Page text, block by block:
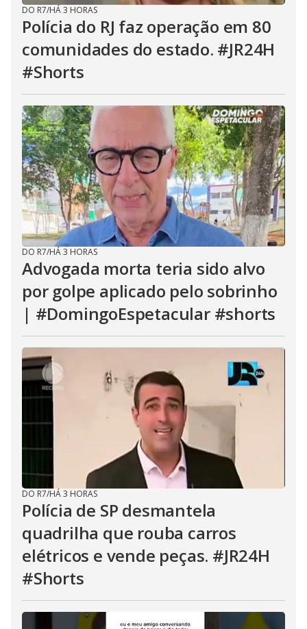
DO R7/HÁ 3 HORAS
Polícia do RJ faz operação em 80
comunidades do estado. #JR24H
#Shorts
DO R7/HÁ 3 HORAS
Advogada morta teria sido alvo
por golpe aplicado pelo sobrinho
| #DomingoEspetacular #shorts
DO R7/HÁ 3 HORAS
Polícia de SP desmantela
quadrilha que rouba carros
elétricos e vende peças. #JR24H
#Shorts